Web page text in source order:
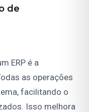
de
ERP é a
as operações
facilitando o
Isso melhora